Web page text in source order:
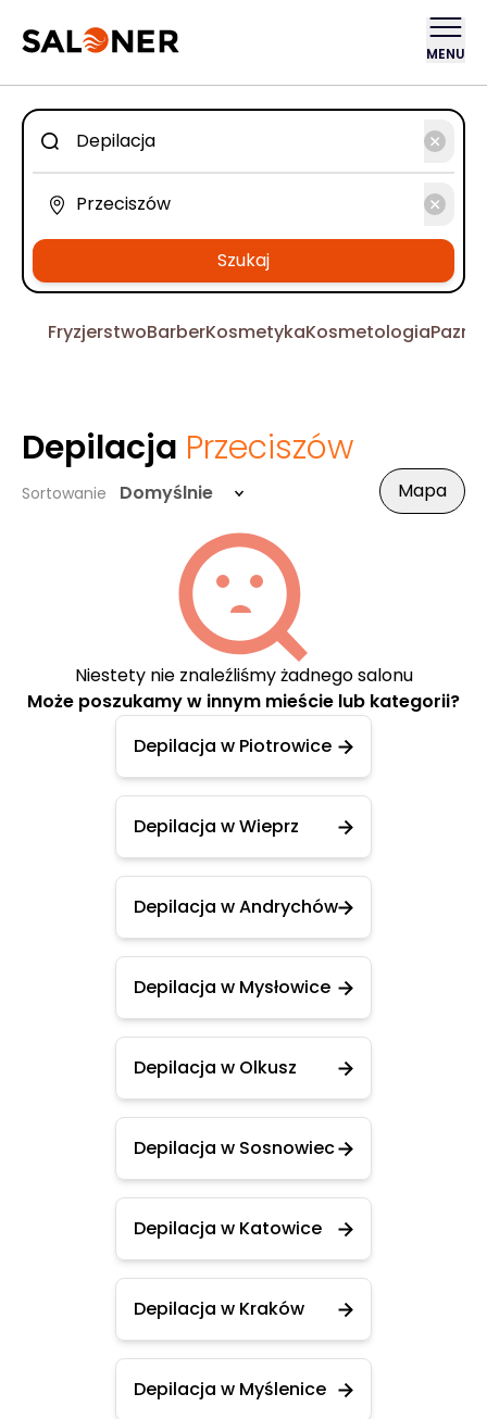
MENU
Szukaj
FryzjerstwoBarberKosmetykaKosmetologia
Depilacja Przeciszów
Sortowanie Domyślnie Mapa
Niestety nie znaleźliśmy żadnego salonu
Może poszukamy w innym mieście lub kategorii?
Depilacja w Piotrowice
Depilacja w Wieprz
Depilacja w Andrychów
Depilacja w Mysłowice
Depilacja w Olkusz
Depilacja w Sosnowiec
Depilacja w Katowice
Depilacja w Kraków
Depilacja w Myślenice